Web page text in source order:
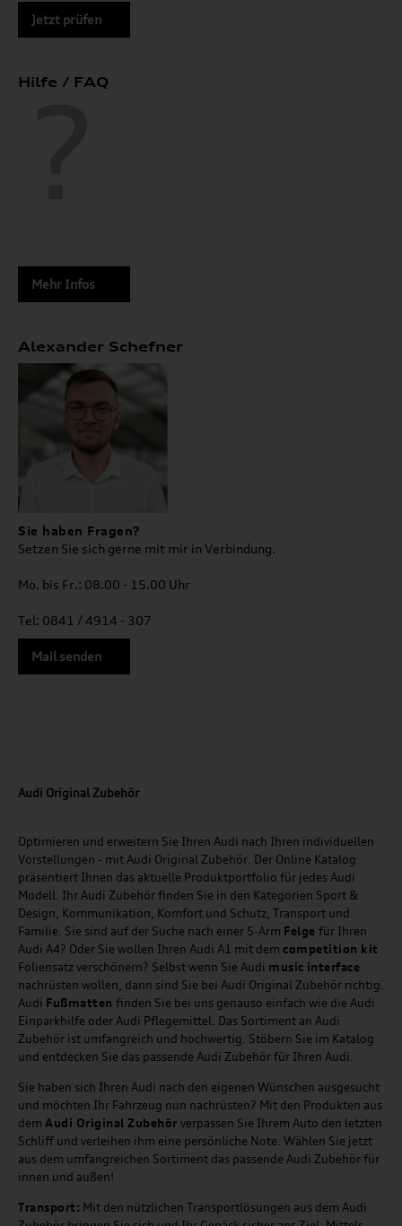
Jetzt prüfen
Hilfe / FAQ
Mehr Infos
Alexander Schefner
Sie haben Fragen?
Setzen Sie sich gerne mit mir in Verbindung.
Mo. bis Fr.: 08.00 - 15.00 Uhr
Tel: 0841 / 4914 - 307
Mail senden
Audi Original Zubehör
Optimieren und erweitern Sie Ihren Audi nach Ihren individuellen
Vorstellungen - mit Audi Original Zubehör. Der Online Katalog
präsentiert Ihnen das aktuelle Produktportfolio für jedes Audi
Modell. Ihr Audi Zubehör finden Sie in den Kategorien Sport &
Design, Kommunikation, Komfort und Schutz, Transport und
Familie. Sie sind auf der Suche nach einer 5-Arm Felge für Ihren
Audi A4? Oder Sie wollen Ihren Audi A1 mit dem competition kit
Foliensatz verschönern? Selbst wenn Sie Audi music interface
nachrüsten wollen, dann sind Sie bei Audi Original Zubehör richtig.
Audi Fußmatten finden Sie bei uns genauso einfach wie die Audi
Einparkhilfe oder Audi Pflegemittel. Das Sortiment an Audi
Zubehör ist umfangreich und hochwertig. Stöbern Sie im Katalog
und entdecken Sie das passende Audi Zubehör für Ihren Audi.
Sie haben sich Ihren Audi nach den eigenen Wünschen ausgesucht
und möchten Ihr Fahrzeug nun nachrüsten? Mit den Produkten aus
dem Audi Original Zubehör verpassen Sie Ihrem Auto den letzten
Schliff und verleihen ihm eine persönliche Note. Wählen Sie jetzt
aus dem umfangreichen Sortiment das passende Audi Zubehör für
innen und außen!
Transport: Mit den nützlichen Transportlösungen aus dem Audi